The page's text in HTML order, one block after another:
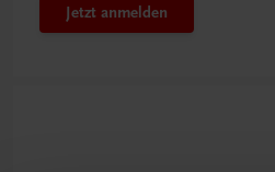
Jetzt anmelden